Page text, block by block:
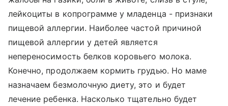
лейкоциты в копрограмме у младенца - признаки
пищевой аллергии. Наиболее частой причиной
пищевой аллергии у детей является
непереносимость белков коровьего молока.
Конечно, продолжаем кормить грудью. Но маме
назначаем безмолочную диету, это и будет
лечение ребенка. Насколько тщательно будет